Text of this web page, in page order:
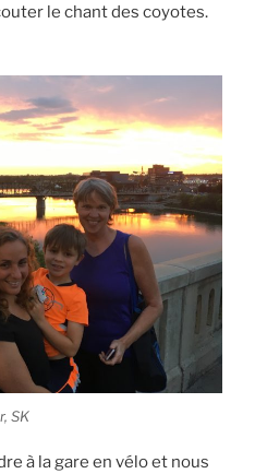
le chant des coyotes.
SK
à la gare en vélo et nous